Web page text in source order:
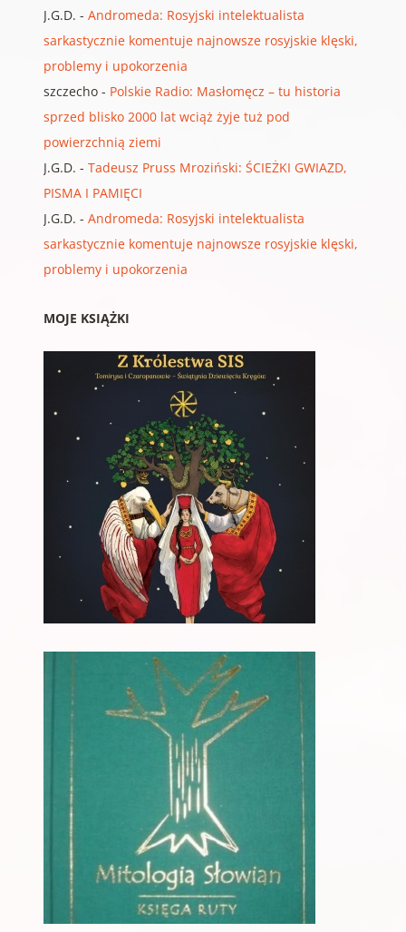
J.G.D. - Andromeda: Rosyjski intelektualista
sarkastycznie komentuje najnowsze rosyjskie klęski,
problemy i upokorzenia
szczecho- Polskie Radio: Masłomęcz – tu historia
sprzed blisko 2000 lat wciąż żyje tuż pod
powierzchnią ziemi
J.G.D. - Tadeusz Pruss Mroziński: ŚCIEŻKI GWIAZD,
PISMA I PAMIĘCI
J.G.D. - Andromeda: Rosyjski intelektualista
sarkastycznie komentuje najnowsze rosyjskie klęski,
problemy i upokorzenia
MOJE KSIĄŻKI